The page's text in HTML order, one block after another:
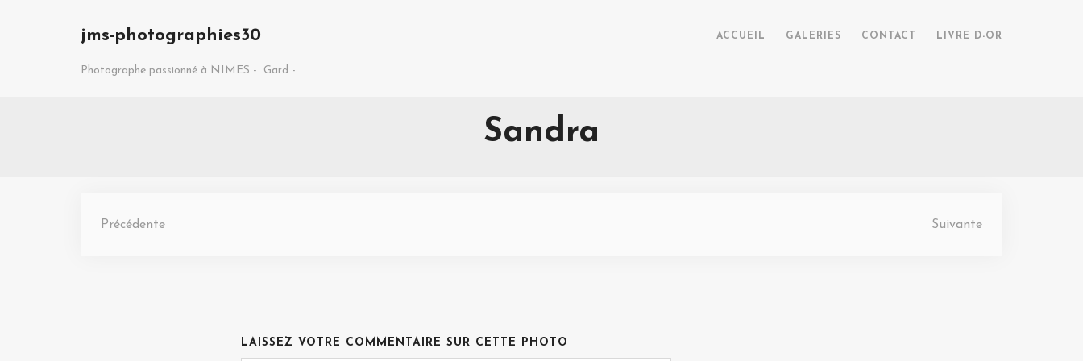
jms-photographies30 ACCUEIL GALERIES CONTACT LIVRE D-OR
Photographe passionné à NIMES - Gard -
Sandra
Précédente Suivante
LAISSEZ VOTRE COMMENTAIRE SUR CETTE PHOTO